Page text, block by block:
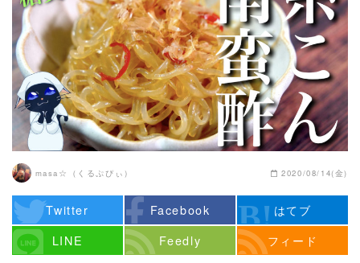
masa☆（くるぷぴぃ） 2020/08/14(金)
Twitter Facebook
はてブ
LINE
Feedly フィード